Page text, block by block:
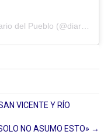
VICENTE Y RÍO
NO ASUMO ESTO» →